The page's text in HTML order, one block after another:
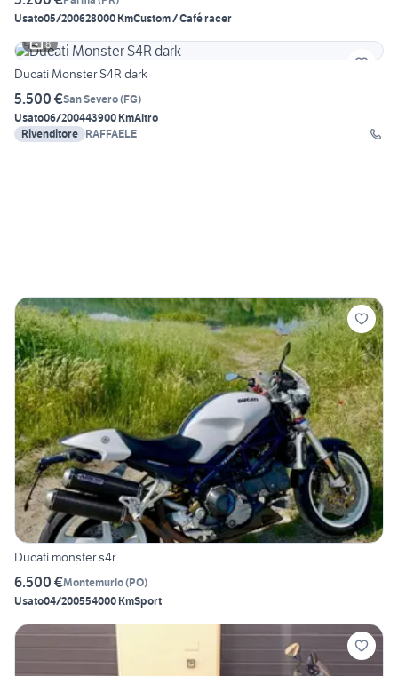
Usato05/200628000 KmCustom / Café racer
8
Ducati Monster S4R dark
5.500 €San Severo(FG)
Usato06/200443900 KmAltro
Rivenditore RAFFAELE
Ducati monster s4r
6.500 €Montemurlo(PO)
Usato04/200554000 KmSport